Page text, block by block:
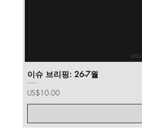
이슈 브리핑: 26-7월
가격
US$10.00